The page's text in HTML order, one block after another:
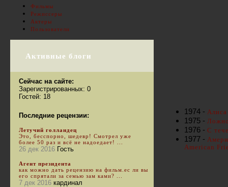
1974 -
1975 -
1976 - С
1977 -
American
Фильмы
Режиссеры
Актеры
Пользователи
Активные блоги
Сейчас на сайте:
Зарегистрированных: 0
Гостей: 18
Последние рецензии:
Летучий голландец
Это, бесспорно, шедевр! Смотрел уже
более 50 раз и всё не надоедает! ...
26 дек 2016 Гость
Агент президента
как можно дать рецензию на фильм.ес ли вы
его спрятали за семью зам ками? ...
7 дек 2016 кардинал